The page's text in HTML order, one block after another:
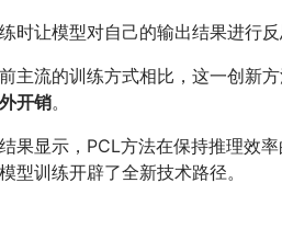
时让模型对自己的输出结果进行
主流的训练方式相比，这一创新
开销。
果显示，PCL方法在保持推理效
型训练开辟了全新技术路径。